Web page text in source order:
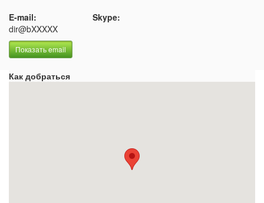
E-mail:
dir@bXXXXX
Показать email
Skype:
Как добраться